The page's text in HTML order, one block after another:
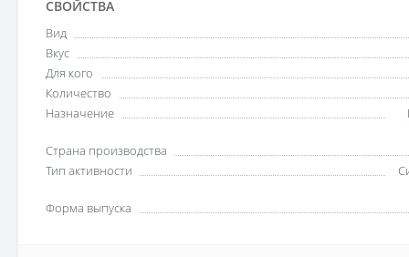
СВОЙСТВА
Вид
Вкус
Для кого
Количество
Назначение
Страна производства
Тип активности
Форма выпуска